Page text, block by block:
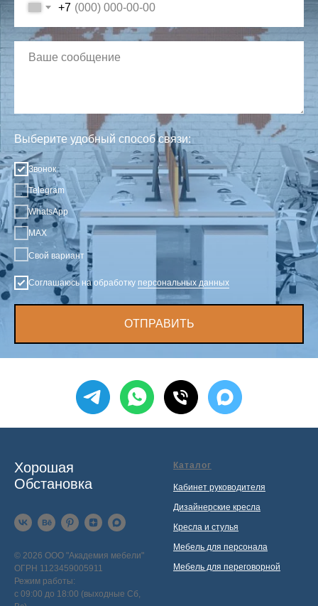
+7
Выберите удобный способ связи:
Звонок
Telegram
WhatsApp
MAX
Свой вариант
Соглашаюсь на обработку персональных данных
ОТПРАВИТЬ
Хорошая
Обстановка
© 2026 ООО "Академия мебели"
ОГРН 1123459005911
Режим работы:
с 09:00 до 18:00 (выходные Сб,
Каталог
Кабинет руководителя
Дизайнерские кресла
Кресла и стулья
Мебель для персонала
Мебель для переговорной